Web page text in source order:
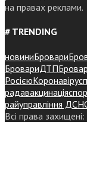
на правах реклами.
# TRENDING
новиниБровари
БровариДТП
РосієюКоронавірус
радавакцинація
райуправління
Всі права